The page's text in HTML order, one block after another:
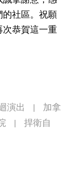
的社區。祝願
恭賀這一重
演出
加拿
捍衛自